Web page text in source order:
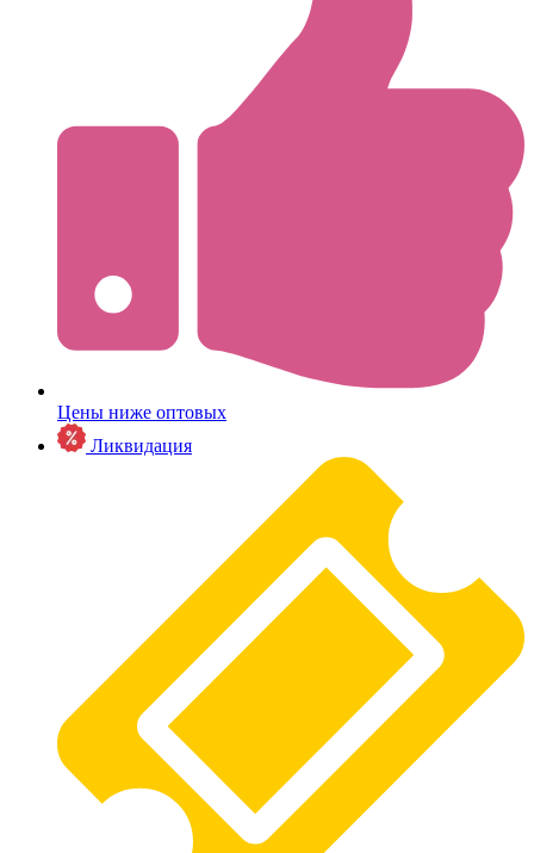
Цены ниже оптовых
Ликвидация